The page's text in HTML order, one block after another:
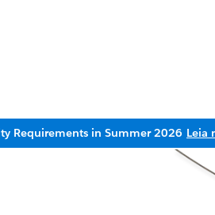
Requirements in Summer 2026 Leia